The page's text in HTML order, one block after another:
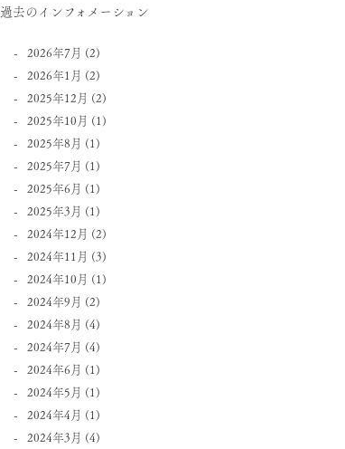
過去のインフォメーション
2026年7月 (2)
2026年1月 (2)
2025年12月 (2)
2025年10月 (1)
2025年8月 (1)
2025年7月 (1)
2025年6月 (1)
2025年3月 (1)
2024年12月 (2)
2024年11月 (3)
2024年10月 (1)
2024年9月 (2)
2024年8月 (4)
2024年7月 (4)
2024年6月 (1)
2024年5月 (1)
2024年4月 (1)
2024年3月 (4)